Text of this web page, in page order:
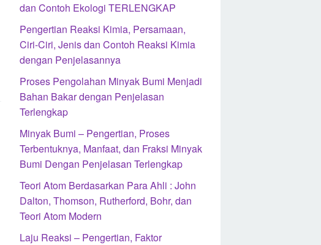
dan Contoh Ekologi TERLENGKAP
Pengertian Reaksi Kimia, Persamaan,
Ciri-Ciri, Jenis dan Contoh Reaksi Kimia
dengan Penjelasannya
Proses Pengolahan Minyak Bumi Menjadi
Bahan Bakar dengan Penjelasan
Terlengkap
Minyak Bumi – Pengertian, Proses
Terbentuknya, Manfaat, dan Fraksi Minyak
Bumi Dengan Penjelasan Terlengkap
Teori Atom Berdasarkan Para Ahli : John
Dalton, Thomson, Rutherford, Bohr, dan
Teori Atom Modern
Laju Reaksi – Pengertian, Faktor